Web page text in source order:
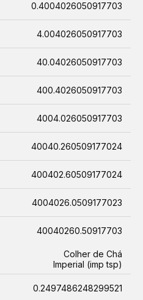
0.4004026050917703
4.004026050917703
40.04026050917703
400.4026050917703
4004.026050917703
40040.260509177024
400402.60509177024
4004026.0509177023
40040260.50917703
Colher de Chá
Imperial (imp tsp)
0.2497486248299521